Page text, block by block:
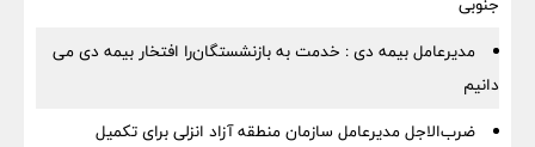
مدیرعامل بیمه دی : خدمت به بازنشستگان‌را افتخار بیمه دی می
دانیم
ضرب‌الاجل مدیرعامل سازمان منطقه آزاد انزلی برای تكمیل